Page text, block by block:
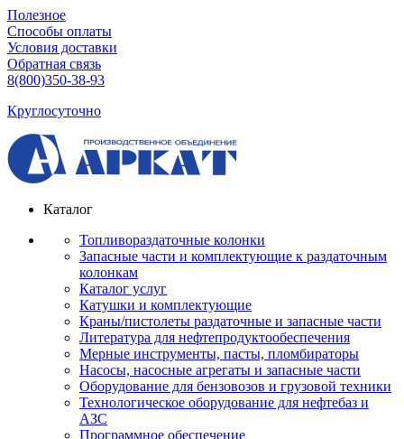
Полезное
Способы оплаты
Условия доставки
Обратная связь
8(800)350-38-93
Круглосуточно
Каталог
Топливораздаточные колонки
Запасные части и комплектующие к раздаточным
колонкам
Каталог услуг
Катушки и комплектующие
Краны/пистолеты раздаточные и запасные части
Литература для нефтепродуктообеспечения
Мерные инструменты, пасты, пломбираторы
Насосы, насосные агрегаты и запасные части
Оборудование для бензовозов и грузовой техники
Технологическое оборудование для нефтебаз и
АЗС
Программное обеспечение